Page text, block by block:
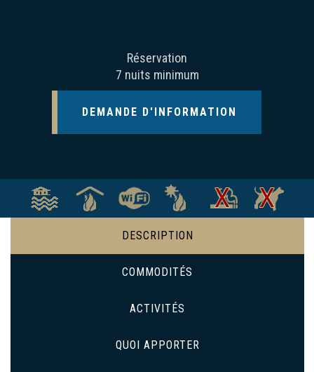
Réservation
7 nuits minimum
DEMANDE D'INFORMATION
DESCRIPTION
COMMODITÉS
ACTIVITÉS
QUOI APPORTER